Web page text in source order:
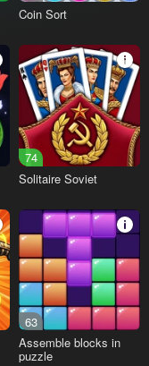
Coin Sort
74
Solitaire Soviet
63
Assemble blocks in
puzzle